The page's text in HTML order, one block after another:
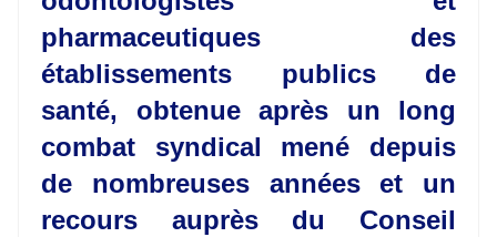
pharmaceutiques des
établissements publics de
santé, obtenue après un long
combat syndical mené depuis
de nombreuses années et un
recours auprès du Conseil